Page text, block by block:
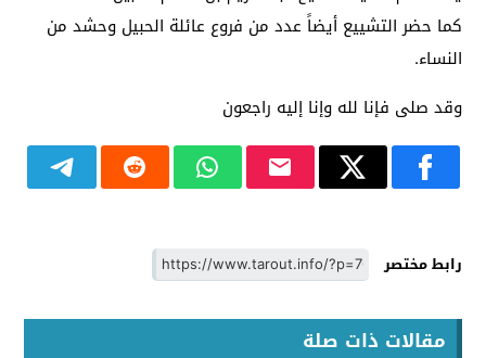
كما حضر التشييع أيضاً عدد من فروع عائلة الحبيل وحشد من
النساء.
وقد صلى فإنا لله وإنا إليه راجعون
رابط مختصر
مقالات ذات صلة